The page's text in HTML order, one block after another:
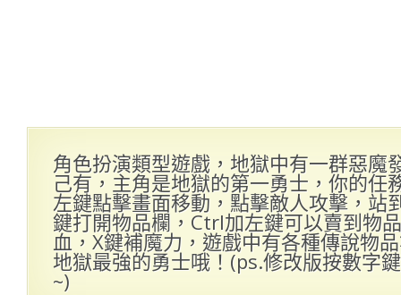
角色扮演類型遊戲，地獄中有一群惡魔
己有，主角是地獄的第一勇士，你的任
左鍵點擊畫面移動，點擊敵人攻擊，站
鍵打開物品欄，Ctrl加左鍵可以賣到物
血，X鍵補魔力，遊戲中有各種傳說物
地獄最強的勇士哦！(ps.修改版按數字
~)